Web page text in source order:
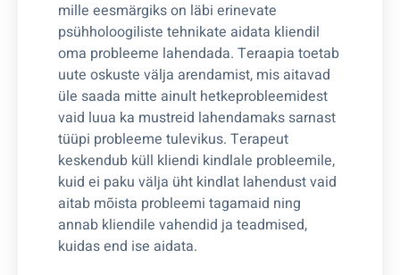
mille eesmärgiks on läbi erinevate
psühholoogiliste tehnikate aidata kliendil
oma probleeme lahendada. Teraapia toetab
uute oskuste välja arendamist, mis aitavad
üle saada mitte ainult hetkeprobleemidest
vaid luua ka mustreid lahendamaks sarnast
tüüpi probleeme tulevikus. Terapeut
keskendub küll kliendi kindlale probleemile,
kuid ei paku välja üht kindlat lahendust vaid
aitab mõista probleemi tagamaid ning
annab kliendile vahendid ja teadmised,
kuidas end ise aidata.